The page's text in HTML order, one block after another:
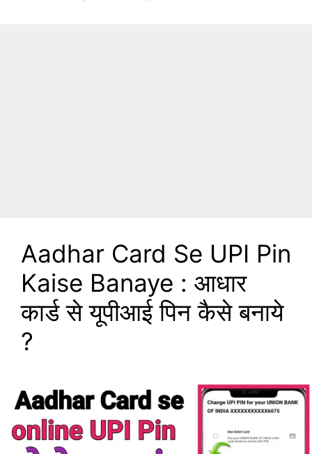
Aadhar Card Se UPI Pin
Kaise Banaye : आधार
कार्ड से यूपीआई पिन कैसे बनाये
?